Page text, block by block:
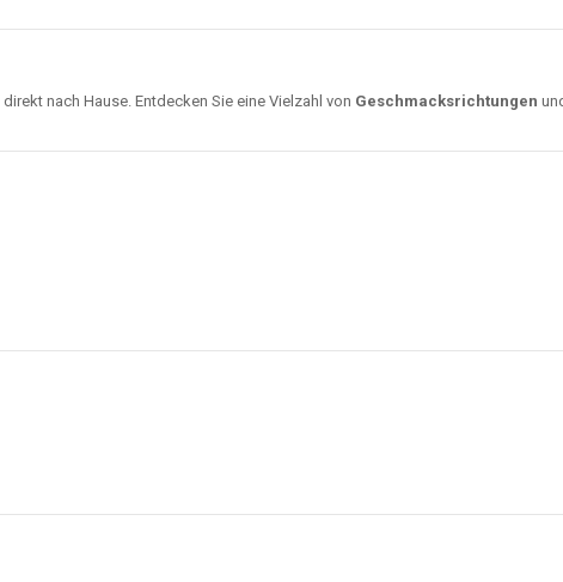
direkt nach Hause. Entdecken Sie eine Vielzahl von Geschmacksrichtungen